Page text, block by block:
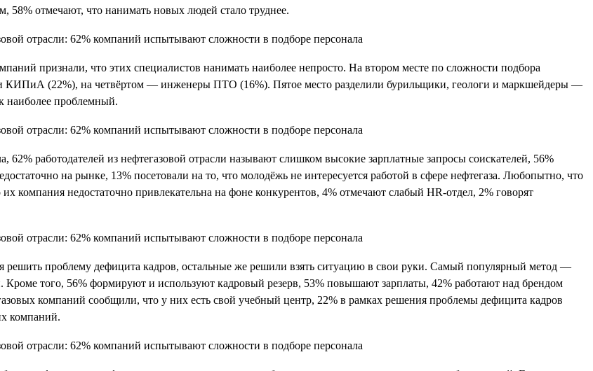
отмечают, что нанимать новых людей стало труднее.
признали, что этих специалистов нанимать наиболее непросто. На втором месте по сложности подбора
КИПиА (22%), на четвёртом — инженеры ПТО (16%). Пятое место разделили бурильщики, геологи и маркшейдеры —
наиболее проблемный.
работодателей из нефтегазовой отрасли называют слишком высокие зарплатные запросы соискателей, 56%
на рынке, 13% посетовали на то, что молодёжь не интересуется работой в сфере нефтегаза. Любопытно, что
компания недостаточно привлекательна на фоне конкурентов, 4% отмечают слабый HR-отдел, 2% говорят
решить проблему дефицита кадров, остальные же решили взять ситуацию в свои руки. Самый популярный метод —
Кроме того, 56% формируют и используют кадровый резерв, 53% повышают зарплаты, 42% работают над брендом
компаний сообщили, что у них есть свой учебный центр, 22% в рамках решения проблемы дефицита кадров
компаний.